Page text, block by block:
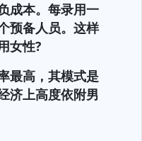
成本。每录用一
预备人员。这样
女性?
最高，其模式是
济上高度依附男